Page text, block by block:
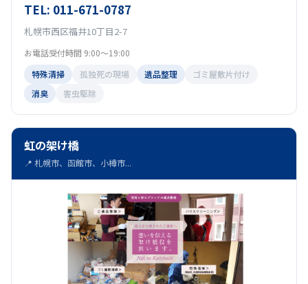
TEL: 011-671-0787
札幌市西区福井10丁目2-7
お電話受付時間 9:00～19:00
特殊清掃
孤独死の現場 遺品整理
ゴミ屋敷片付け
消臭
害虫駆除
虹の架け橋
📍 札幌市、函館市、小樽市...